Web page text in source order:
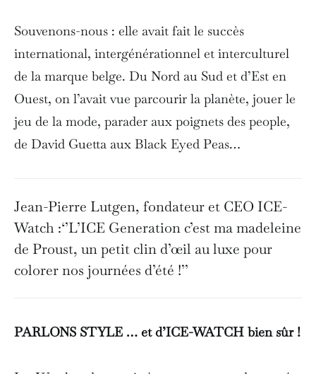
Souvenons-nous : elle avait fait le succès
international, intergénérationnel et interculturel
de la marque belge. Du Nord au Sud et d’Est en
Ouest, on l’avait vue parcourir la planète, jouer le
jeu de la mode, parader aux poignets des people,
de David Guetta aux Black Eyed Peas…
Jean-Pierre Lutgen, fondateur et CEO ICE-
Watch :‘’L’ICE Generation c’est ma madeleine
de Proust, un petit clin d’œil au luxe pour
colorer nos journées d’été !’’
PARLONS STYLE … et d’ICE-WATCH bien sûr !